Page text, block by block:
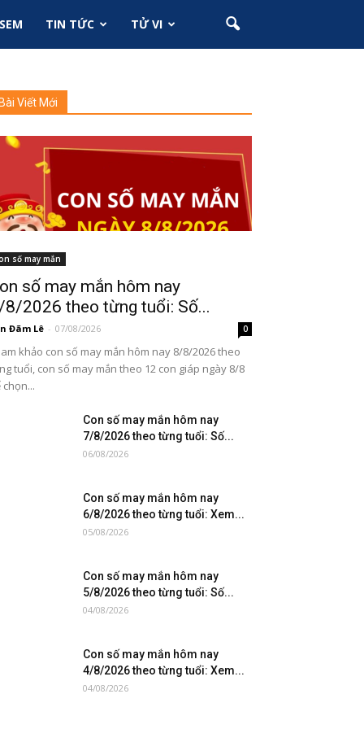
SEM TIN TỨC TỬ VI
Bài Viết Mới
số may mắn
số may mắn hôm nay
8/2026 theo từng tuổi: Số...
Đãm Lê - 07/08/2026 0
khảo con số may mắn hôm nay 8/8/2026 theo
tuổi, con số may mắn theo 12 con giáp ngày 8/8
chọn...
Con số may mắn hôm nay
7/8/2026 theo từng tuổi: Số...
06/08/2026
Con số may mắn hôm nay
6/8/2026 theo từng tuổi: Xem...
05/08/2026
Con số may mắn hôm nay
5/8/2026 theo từng tuổi: Số...
04/08/2026
Con số may mắn hôm nay
4/8/2026 theo từng tuổi: Xem...
04/08/2026